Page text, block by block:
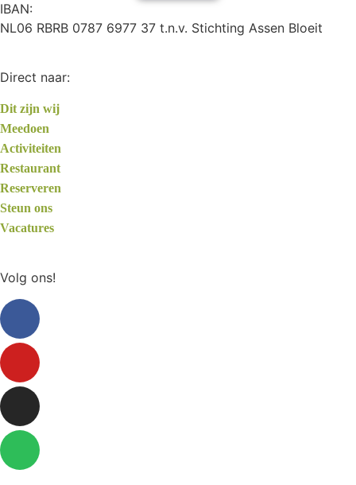
IBAN:
NL06 RBRB 0787 6977 37 t.n.v. Stichting Assen Bloeit
Direct naar:
Dit zijn wij
Meedoen
Activiteiten
Restaurant
Reserveren
Steun ons
Vacatures
Volg ons!